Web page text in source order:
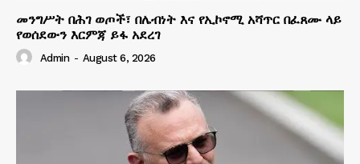
መንግሥት በሕገ ወጦች፣ በሌብነት እና የኢኮኖሚ አሻጥር በፈጸሙ ላይ
የወሰደውን እርምጃ ይፋ አደረገ
Admin - August 6, 2026